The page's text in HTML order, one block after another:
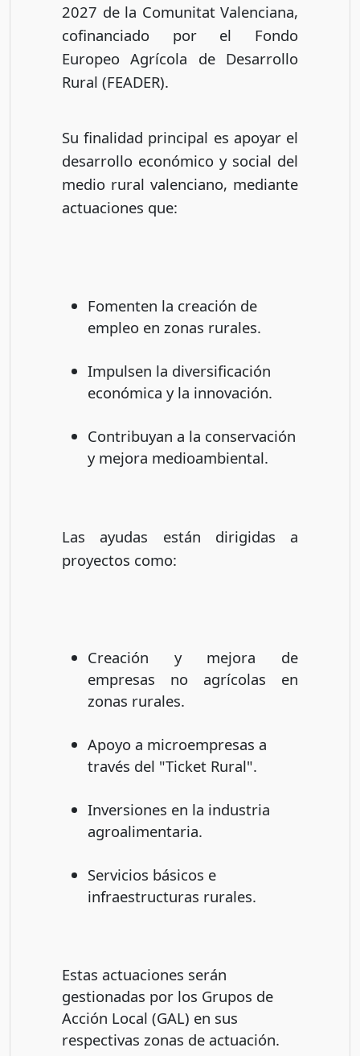
2027 de la Comunitat Valenciana,
cofinanciado por el Fondo
Europeo Agrícola de Desarrollo
Rural (FEADER).
Su finalidad principal es apoyar el
desarrollo económico y social del
medio rural valenciano, mediante
actuaciones que:
Fomenten la creación de
empleo en zonas rurales.
Impulsen la diversificación
económica y la innovación.
Contribuyan a la conservación
y mejora medioambiental.
Las ayudas están dirigidas a
proyectos como:
Creación y mejora de
empresas no agrícolas en
zonas rurales.
Apoyo a microempresas a
través del "Ticket Rural".
Inversiones en la industria
agroalimentaria.
Servicios básicos e
infraestructuras rurales.
Estas actuaciones serán
gestionadas por los Grupos de
Acción Local (GAL) en sus
respectivas zonas de actuación.